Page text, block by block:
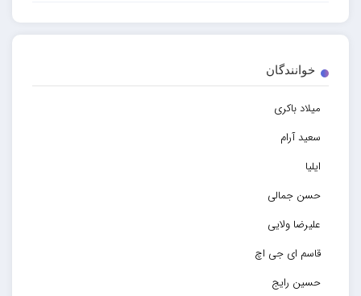
خوانندگان
میلاد باکری
سعید آرام
ایلیا
حسن جمالی
علیرضا ولایی
قاسم ای جی اچ
حسین رایج